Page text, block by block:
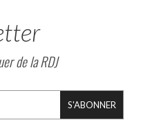
de la RDJ
S'ABONNER